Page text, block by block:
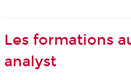
Les formations
analyst